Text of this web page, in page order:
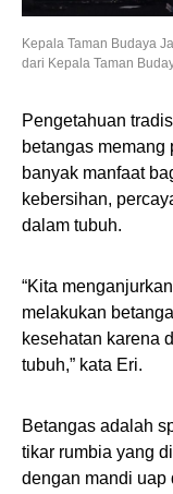
Kepala Taman Budaya
dari Kepala Taman
Pengetahuan
betangas memang
banyak manfaat
kebersihan,
dalam tubuh.
“Kita
melakukan
kesehatan karena
tubuh,” kata Eri.
Betangas adalah
tikar rumbia yang
dengan mandi uap